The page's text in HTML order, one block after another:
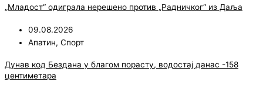
„Младост“ одиграла нерешено против „Радничког“ из Даља
09.08.2026
Апатин, Спорт
Дунав код Бездана у благом порасту, водостај данас -158
центиметара